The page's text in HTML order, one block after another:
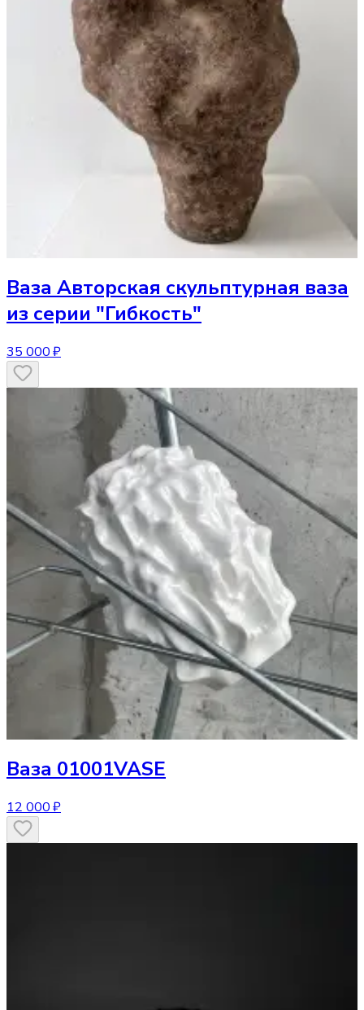
Ваза Авторская скульптурная ваза
из серии "Гибкость"
35 000 ₽
Ваза 01001VASE
12 000 ₽